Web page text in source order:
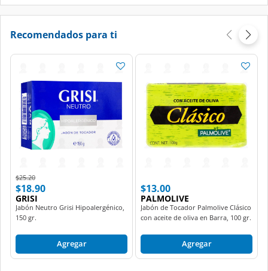
Recomendados para ti
Price reduced from
$25.20to
$18.90
GRISI
Jabón Neutro Grisi Hipoalergénico,
150 gr.
Agregar
$13.00
PALMOLIVE
Jabón de Tocador Palmolive Clásico
con aceite de oliva en Barra, 100 gr.
Agregar